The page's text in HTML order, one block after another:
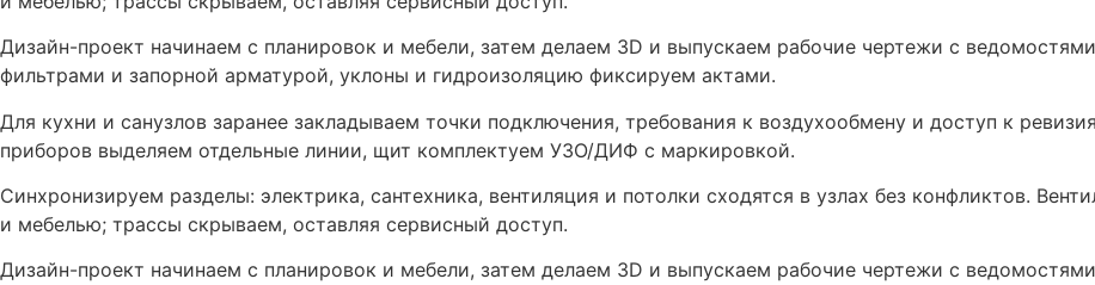
Дизайн-проект начинаем с планировок и мебели, затем делаем 3D и выпускаем рабочие чертежи с
фильтрами и запорной арматурой, уклоны и гидроизоляцию фиксируем актами.
Для кухни и санузлов заранее закладываем точки подключения, требования к воздухообмену и доступ к
приборов выделяем отдельные линии, щит комплектуем УЗО/ДИФ с маркировкой.
Синхронизируем разделы: электрика, сантехника, вентиляция и потолки сходятся в узлах без конфликтов.
и мебелью; трассы скрываем, оставляя сервисный доступ.
Дизайн-проект начинаем с планировок и мебели, затем делаем 3D и выпускаем рабочие чертежи с